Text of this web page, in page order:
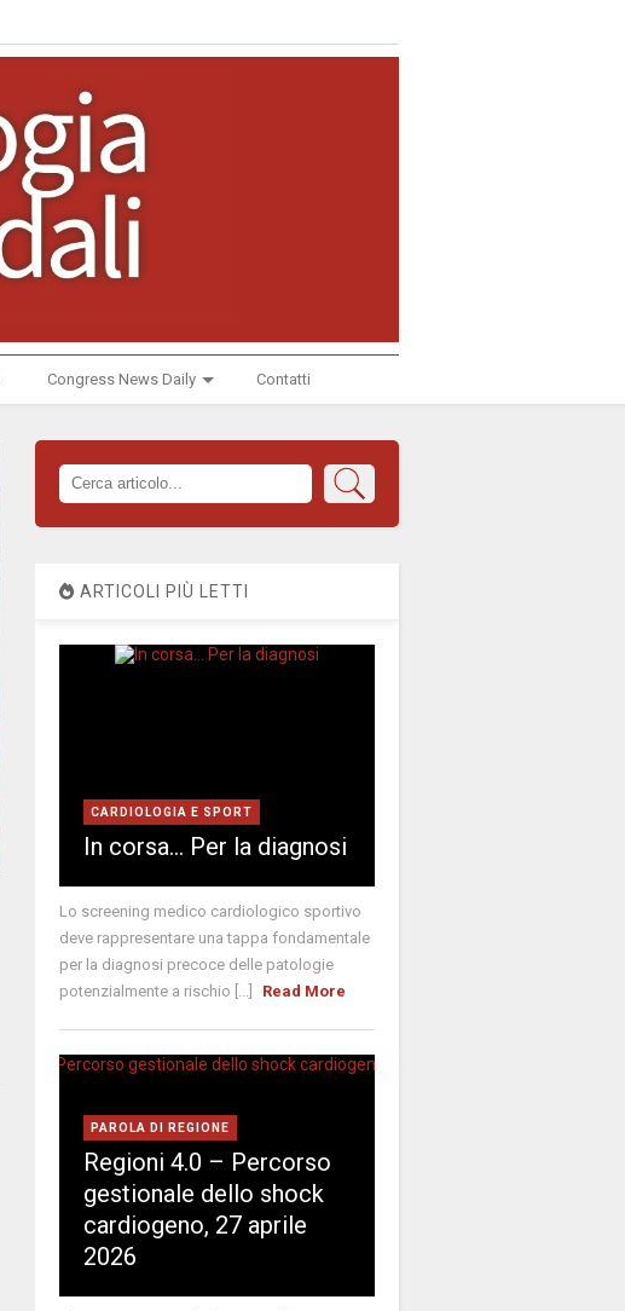
Congress News Daily Contatti
ARTICOLI PIÙ LETTI
CARDIOLOGIA E SPORT
In corsa… Per la diagnosi
Lo screening medico cardiologico sportivo
deve rappresentare una tappa fondamentale
per la diagnosi precoce delle patologie
potenzialmente a rischio [...]
Read More
PAROLA DI REGIONE
Regioni 4.0 – Percorso
gestionale dello shock
cardiogeno, 27 aprile
2026